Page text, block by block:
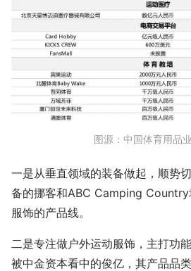
图源：中国体育用品
一是从垂直领域的装备做起，顺势
备的挪客和ABC Camping Country
服饰的产品线。
二是专注做户外运动服饰，主打功
被中金资本看中的俊亿，其产品品